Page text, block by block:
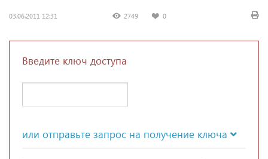
03.06.2011 12:31 2749 0
Введите ключ доступа
или отправьте запрос на получение ключа